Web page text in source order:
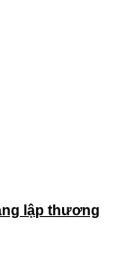
lập thương